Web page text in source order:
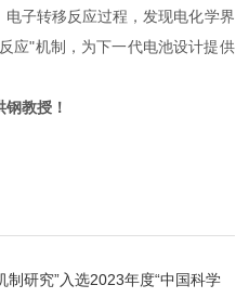
子转移反应过程，发现电化学界
应"机制，为下一代电池设计提供
教授！
制研究”入选2023年度“中国科学